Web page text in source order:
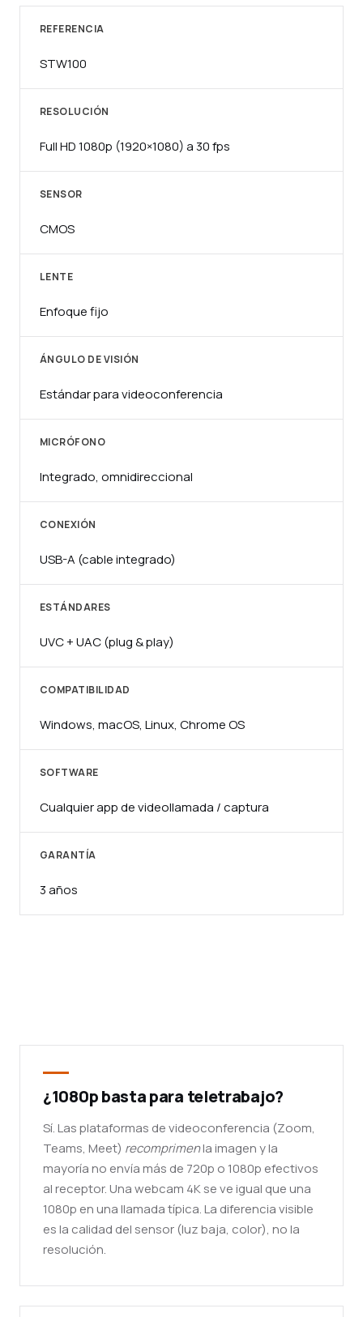
REFERENCIA
STW100
RESOLUCIÓN
Full HD 1080p (1920×1080) a 30 fps
SENSOR
CMOS
LENTE
Enfoque fijo
ÁNGULO DE VISIÓN
Estándar para videoconferencia
MICRÓFONO
Integrado, omnidireccional
CONEXIÓN
USB-A (cable integrado)
ESTÁNDARES
UVC + UAC (plug & play)
COMPATIBILIDAD
Windows, macOS, Linux, Chrome OS
SOFTWARE
Cualquier app de videollamada / captura
GARANTÍA
3 años
¿1080p basta para teletrabajo?
Sí. Las plataformas de videoconferencia (Zoom,
Teams, Meet) recomprimenla imagen y la
mayoría no envía más de 720p o 1080p efectivos
al receptor. Una webcam 4K se ve igual que una
1080p en una llamada típica. La diferencia visible
es la calidad del sensor (luz baja, color), no la
resolución.